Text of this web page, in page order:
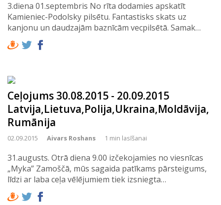
3.diena 01.septembris No rīta dodamies apskatīt
Kamieniec-Podolsky pilsētu. Fantastisks skats uz
kanjonu un daudzajām baznīcām vecpilsētā. Samak…
Ceļojums 30.08.2015 - 20.09.2015
Latvija,Lietuva,Polija,Ukraina,Moldāvija,
Rumānija
02.09.2015 Aivars Roshans 1 min lasīšanai
31.augusts. Otrā diena 9.00 izčekojamies no viesnīcas
„Myka” Zamoščā, mūs sagaida patīkams pārsteigums,
līdzi ar laba ceļa vēlējumiem tiek izsniegta…